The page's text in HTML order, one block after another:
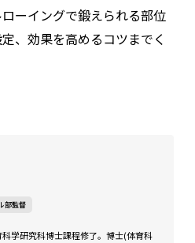
ーイングで鍛えられる部位
、効果を高めるコツまでく
部監督
学研究科博士課程修了。博士(体育科